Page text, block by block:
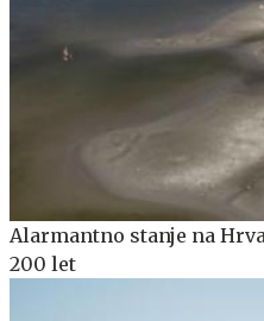
Alarmantno stanje na
200 let